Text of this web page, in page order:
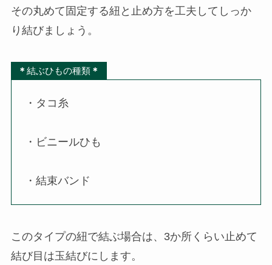
その丸めて固定する紐と止め方を工夫してしっか
り結びましょう。
＊結ぶひもの種類 ＊
・タコ糸
・ビニールひも
・結束バンド
このタイプの紐で結ぶ場合は、3か所くらい止めて
結び目は玉結びにします。